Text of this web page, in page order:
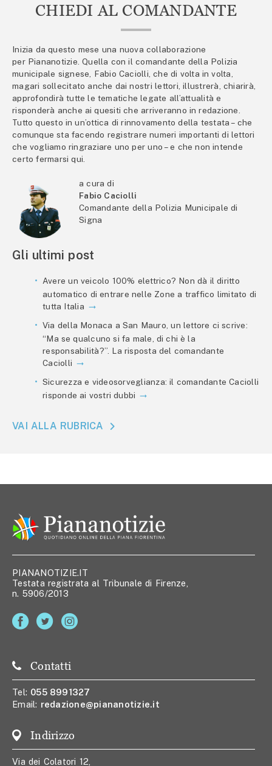
CHIEDI AL COMANDANTE
Inizia da questo mese una nuova collaborazione
per Piananotizie. Quella con il comandante della Polizia
municipale signese, Fabio Caciolli, che di volta in volta,
magari sollecitato anche dai nostri lettori, illustrerà, chiarirà,
approfondirà tutte le tematiche legate all’attualità e
risponderà anche ai quesiti che arriveranno in redazione.
Tutto questo in un’ottica di rinnovamento della testata – che
comunque sta facendo registrare numeri importanti di lettori
che vogliamo ringraziare uno per uno – e che non intende
certo fermarsi qui.
a cura di
Fabio Caciolli
Comandante della Polizia Municipale di
Signa
Gli ultimi post
Avere un veicolo 100% elettrico? Non dà il diritto
automatico di entrare nelle Zone a traffico limitato di
tutta Italia
Via della Monaca a San Mauro, un lettore ci scrive:
“Ma se qualcuno si fa male, di chi è la
responsabilità?”. La risposta del comandante
Caciolli
Sicurezza e videosorveglianza: il comandante Caciolli
risponde ai vostri dubbi
VAI ALLA RUBRICA
PIANANOTIZIE.IT
Testata registrata al Tribunale di Firenze,
n. 5906/2013
Contatti
Tel: 055 8991327
Email: redazione@piananotizie.it
Indirizzo
Via dei Colatori 12,